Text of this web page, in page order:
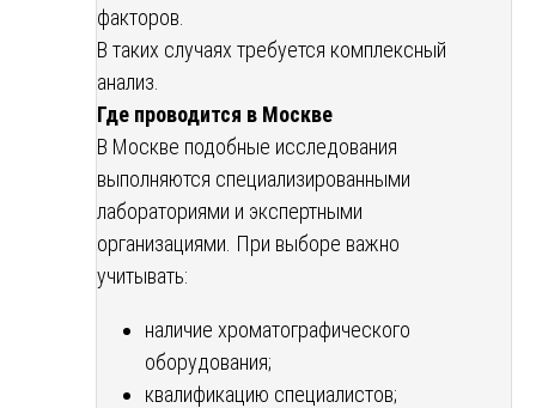
факторов.
В таких случаях требуется комплексный
анализ.
Где проводится в Москве
В Москве подобные исследования
выполняются специализированными
лабораториями и экспертными
организациями. При выборе важно
учитывать:
наличие хроматографического
оборудования;
квалификацию специалистов;